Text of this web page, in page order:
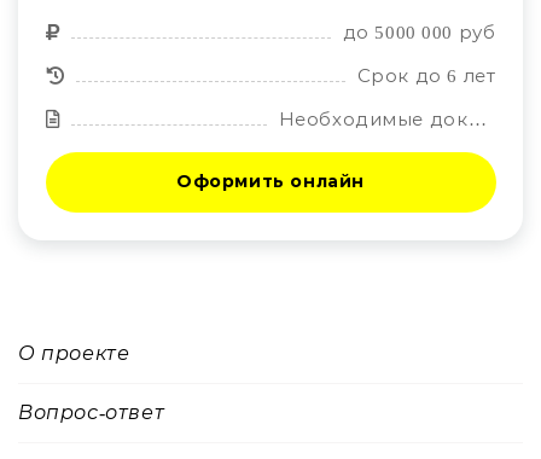
до 5000 000 руб
Срок до 6 лет
Необходимые документы: Паспорт, 2НДФЛ, СНИЛС, копия трудовой книжки, документы на объект
Оформить онлайн
О проекте
Вопрос-ответ